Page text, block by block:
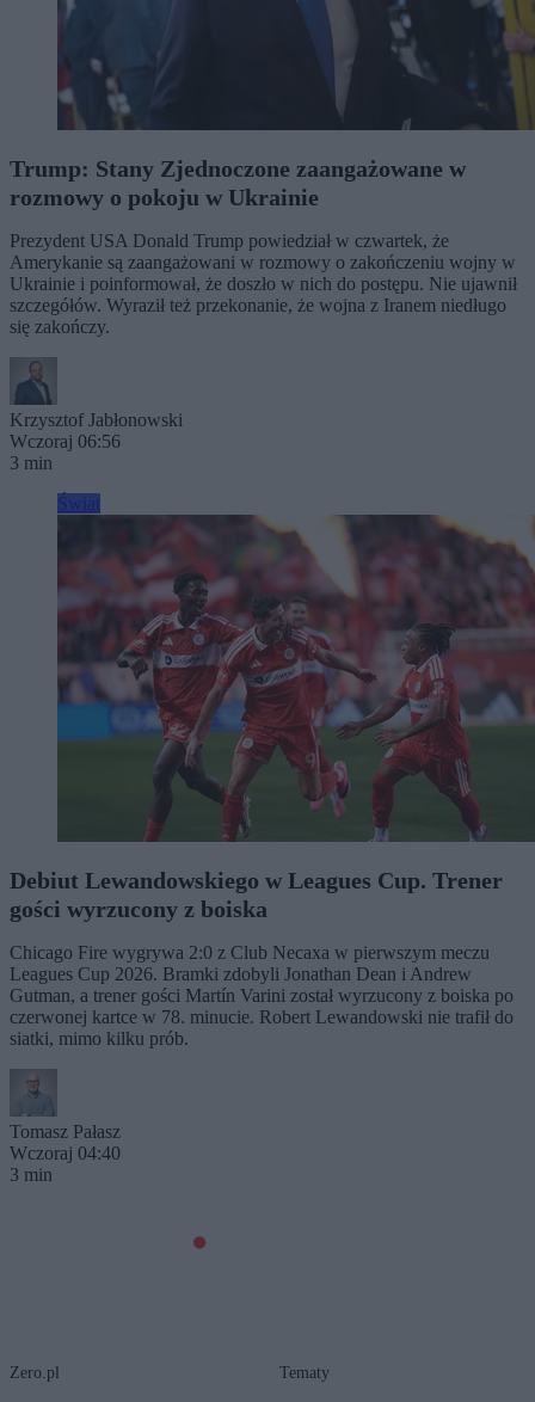
Trump: Stany Zjednoczone zaangażowane w
rozmowy o pokoju w Ukrainie
Prezydent USA Donald Trump powiedział w czwartek, że
Amerykanie są zaangażowani w rozmowy o zakończeniu wojny w
Ukrainie i poinformował, że doszło w nich do postępu. Nie ujawnił
szczegółów. Wyraził też przekonanie, że wojna z Iranem niedługo
się zakończy.
Krzysztof Jabłonowski
Wczoraj 06:56
3 min
Debiut Lewandowskiego w Leagues Cup. Trener
gości wyrzucony z boiska
Chicago Fire wygrywa 2:0 z Club Necaxa w pierwszym meczu
Leagues Cup 2026. Bramki zdobyli Jonathan Dean i Andrew
Gutman, a trener gości Martín Varini został wyrzucony z boiska po
czerwonej kartce w 78. minucie. Robert Lewandowski nie trafił do
siatki, mimo kilku prób.
Tomasz Pałasz
Wczoraj 04:40
3 min
Zero.pl Tematy